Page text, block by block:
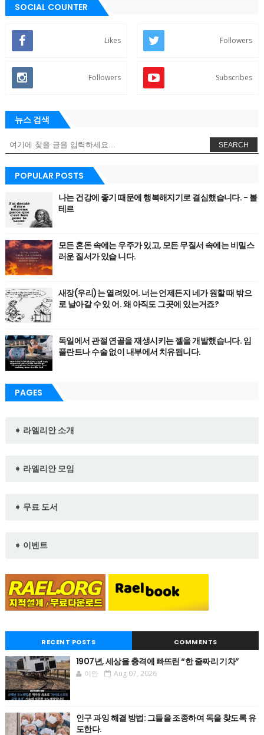
SOCIAL COUNTER
Likes Followers
Followers Subscribes
뉴스 검색
SEARCH
POPULAR POSTS
나는 건강에 좋기 때문에 행복해지기로 결심했습니다. - 볼
테르
모든 혼돈 속에는 우주가 있고, 모든 무질서 속에는 비밀스
러운 질서가 있습 니다.
새장(우리)는 열려있어. 너는 언제든지 네가 원할 때 밖으
로 날아갈 수 있 어. 왜 아직도 그곳에 있는거죠?
독일에서 관절 연골을 재생시키는 젤을 개발했습니다. 임
플란트나 수술 없이 내부에서 치유됩니다.
PAGES
➧ 라엘리안 소개
➧ 라엘리안 모임
➧ 무료 도서
➧ 이벤트
RECENT POSTS COMMENTS
1907년, 세상을 충격에 빠뜨린 “한 줄짜리 기차”
이안 Aug 07, 2026
인구 과잉 해결 방법: 그들을 조종하여 독을 찾도록 유
도한다.